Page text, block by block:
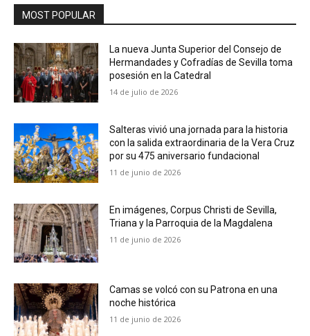
MOST POPULAR
La nueva Junta Superior del Consejo de
Hermandades y Cofradías de Sevilla toma
posesión en la Catedral
14 de julio de 2026
Salteras vivió una jornada para la historia
con la salida extraordinaria de la Vera Cruz
por su 475 aniversario fundacional
11 de junio de 2026
En imágenes, Corpus Christi de Sevilla,
Triana y la Parroquia de la Magdalena
11 de junio de 2026
Camas se volcó con su Patrona en una
noche histórica
11 de junio de 2026